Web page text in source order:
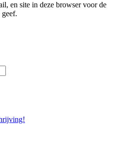
en site in deze browser voor de